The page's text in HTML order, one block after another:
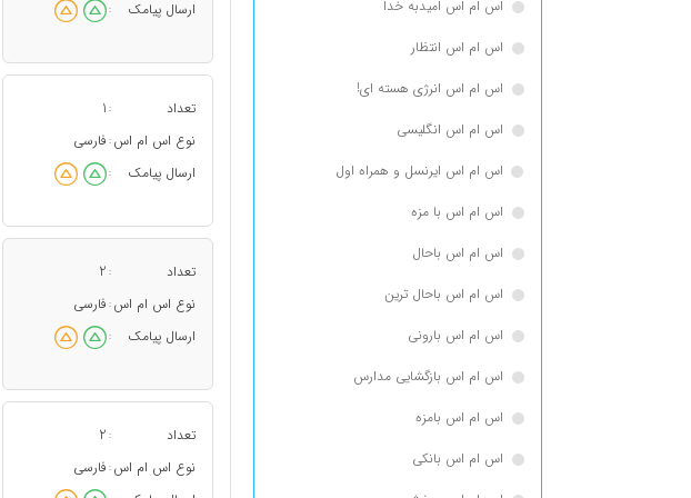
اس ام اس امیدبه خدا
اس ام اس انتظار
اس ام اس انرژی هسته ای!
اس ام اس انگلیسی
اس ام اس ایرنسل و همراه اول
اس ام اس با مزه
اس ام اس باحال
اس ام اس باحال ترین
اس ام اس بارونی
اس ام اس بازگشایی مدارس
اس ام اس بامزه
اس ام اس بانکی
ارسال پیامک :
تعداد :
1
نوع اس ام اس : فارسی
ارسال پیامک
:
تعداد :
2
نوع اس ام اس : فارسی
ارسال پیامک
:
تعداد :
2
نوع اس ام اس : فارسی